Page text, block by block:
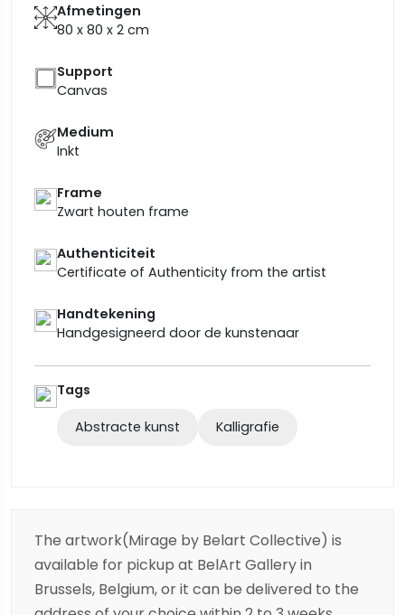
Afmetingen
80 x 80 x 2 cm
Support
Canvas
Medium
Inkt
Frame
Zwart houten frame
Authenticiteit
Certificate of Authenticity from the artist
Handtekening
Handgesigneerd door de kunstenaar
Tags
Abstracte kunst Kalligrafie
The artwork(Mirage by Belart Collective) is
available for pickup at BelArt Gallery in
Brussels, Belgium, or it can be delivered to the